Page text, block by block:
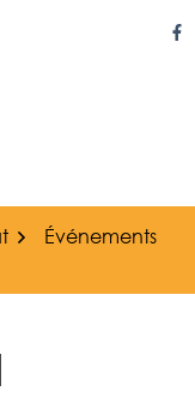
Événements